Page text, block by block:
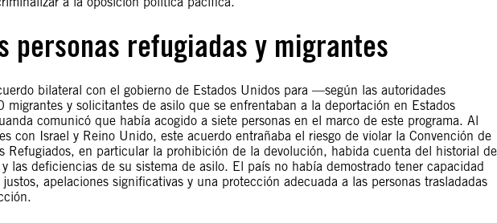
personas refugiadas y migrantes
bilateral con el gobierno de Estados Unidos para —según las autoridades
y solicitantes de asilo que se enfrentaban a la deportación en Estados
comunicó que había acogido a siete personas en el marco de este programa. Al
con Israel y Reino Unido, este acuerdo entrañaba el riesgo de violar la Convención de
Refugiados, en particular la prohibición de la devolución, habida cuenta del historial de
las deficiencias de su sistema de asilo. El país no había demostrado tener capacidad
apelaciones significativas y una protección adecuada a las personas trasladadas